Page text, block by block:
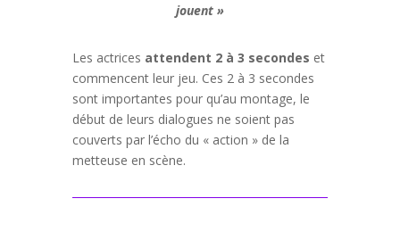
jouent »
Les actrices attendent 2 à 3 secondes et
commencent leur jeu. Ces 2 à 3 secondes
sont importantes pour qu’au montage, le
début de leurs dialogues ne soient pas
couverts par l’écho du « action » de la
metteuse en scène.